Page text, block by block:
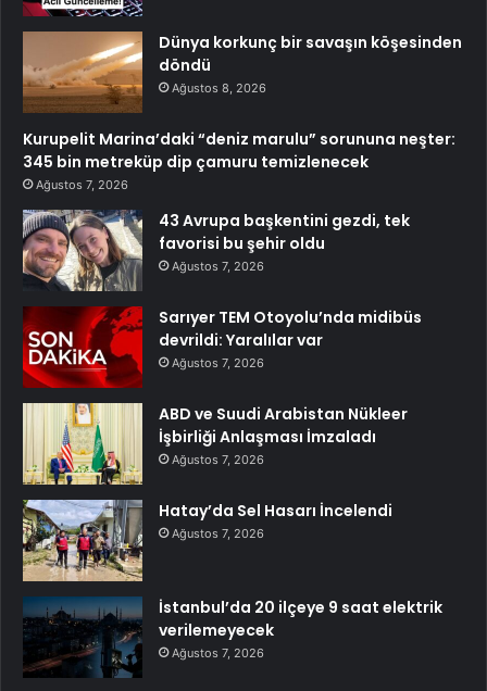
Dünya korkunç bir savaşın köşesinden
döndü
Ağustos 8, 2026
Kurupelit Marina’daki “deniz marulu” sorununa neşter:
345 bin metreküp dip çamuru temizlenecek
Ağustos 7, 2026
43 Avrupa başkentini gezdi, tek
favorisi bu şehir oldu
Ağustos 7, 2026
Sarıyer TEM Otoyolu’nda midibüs
devrildi: Yaralılar var
Ağustos 7, 2026
ABD ve Suudi Arabistan Nükleer
İşbirliği Anlaşması İmzaladı
Ağustos 7, 2026
Hatay’da Sel Hasarı İncelendi
Ağustos 7, 2026
İstanbul’da 20 ilçeye 9 saat elektrik
verilemeyecek
Ağustos 7, 2026